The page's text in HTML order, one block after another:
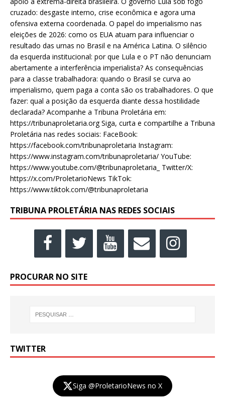
cruzado: desgaste interno, crise econômica e agora uma
ofensiva externa coordenada. O papel do imperialismo nas
eleições de 2026: como os EUA atuam para influenciar o
resultado das urnas no Brasil e na América Latina. O silêncio
da esquerda institucional: por que Lula e o PT não denunciam
abertamente a interferência imperialista? As consequências
para a classe trabalhadora: quando o Brasil se curva ao
imperialismo, quem paga a conta são os trabalhadores. O que
fazer: qual a posição da esquerda diante dessa hostilidade
declarada? Acompanhe a Tribuna Proletária em:
https://tribunaproletaria.org Siga, curta e compartilhe a Tribuna
Proletária nas redes sociais: FaceBook:
https://facebook.com/tribunaproletaria Instagram:
https://www.instagram.com/tribunaproletaria/ YouTube:
https://www.youtube.com/@tribunaproletaria_ Twitter/X:
https://x.com/ProletarioNews TikTok:
https://www.tiktok.com/@tribunaproletaria
TRIBUNA PROLETÁRIA NAS REDES SOCIAIS
PROCURAR NO SITE
TWITTER
Siga @ProletarioNews no X